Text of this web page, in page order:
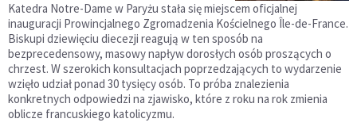
Katedra Notre-Dame w Paryżu stała się miejscem oficjalnej
inauguracji Prowincjalnego Zgromadzenia Kościelnego Île-de-France.
Biskupi dziewięciu diecezji reagują w ten sposób na
bezprecedensowy, masowy napływ dorosłych osób proszących o
chrzest. W szerokich konsultacjach poprzedzających to wydarzenie
wzięło udział ponad 30 tysięcy osób. To próba znalezienia
konkretnych odpowiedzi na zjawisko, które z roku na rok zmienia
oblicze francuskiego katolicyzmu.